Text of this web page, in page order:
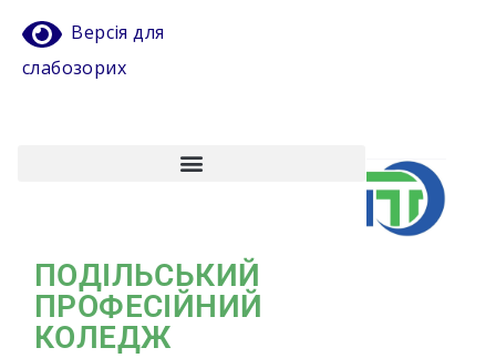
Версія для
слабозорих
ПОДІЛЬСЬКИЙ
ПРОФЕСІЙНИЙ
КОЛЕДЖ